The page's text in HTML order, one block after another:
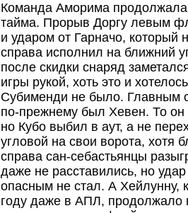
Команда Аморима
тайма. Прорыв Доргу левым
и ударом от Гарначо,
справа исполнил на ближний
после скидки снаряд
игры рукой, хоть это и
Субименди не было. Главным
по-прежнему был Хевен. То он
но Кубо выбил в аут, а не
угловой на свои ворота, хотя
справа сан-себастьянцы
даже не расставились, но
опасным не стал. А Хейлунну,
году даже в АПЛ, продолжало